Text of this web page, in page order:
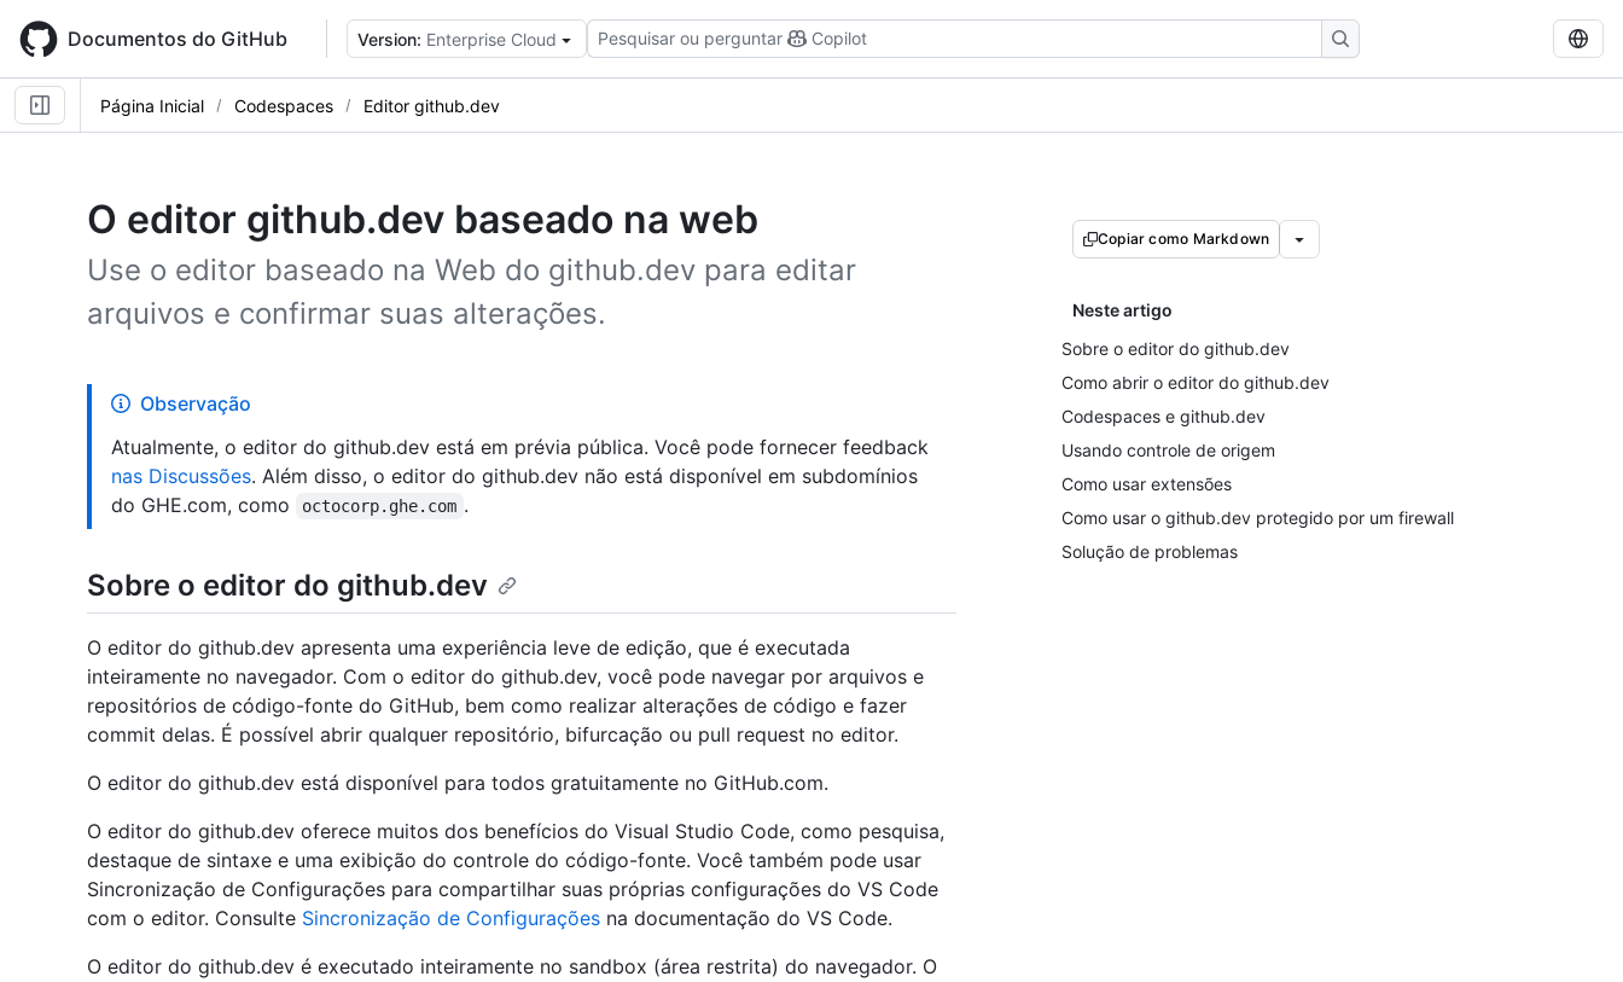
main
content
Documentos do GitHub Version: Enterprise Cloud Pesquisar ou perguntar Copilot
Página Inicial Codespaces Editor github.dev
O editor github.dev baseado na web
Use o editor baseado na Web do github.dev para editar
arquivos e confirmar suas alterações.
Copiar como Markdown
Neste artigo
Sobre o editor do github.dev
Como abrir o editor do github.dev
Codespaces e github.dev
Usando controle de origem
Como usar extensões
Como usar o github.dev protegido por um firewall
Solução de problemas
Observação
Atualmente, o editor do github.dev está em prévia pública. Você pode fornecer feedback
nas Discussões. Além disso, o editor do github.dev não está disponível em subdomínios
do GHE.com, como
octocorp.ghe.com .
Sobre o editor do github.dev
O editor do github.dev apresenta uma experiência leve de edição, que é executada
inteiramente no navegador. Com o editor do github.dev, você pode navegar por arquivos e
repositórios de código-fonte do GitHub, bem como realizar alterações de código e fazer
commit delas. É possível abrir qualquer repositório, bifurcação ou pull request no editor.
O editor do github.dev está disponível para todos gratuitamente no GitHub.com.
O editor do github.dev oferece muitos dos benefícios do Visual Studio Code, como pesquisa,
destaque de sintaxe e uma exibição do controle do código-fonte. Você também pode usar
Sincronização de Configurações para compartilhar suas próprias configurações do VS Code
com o editor. Consulte Sincronização de Configurações na documentação do VS Code.
O editor do github.dev é executado inteiramente no sandbox (área restrita) do navegador. O